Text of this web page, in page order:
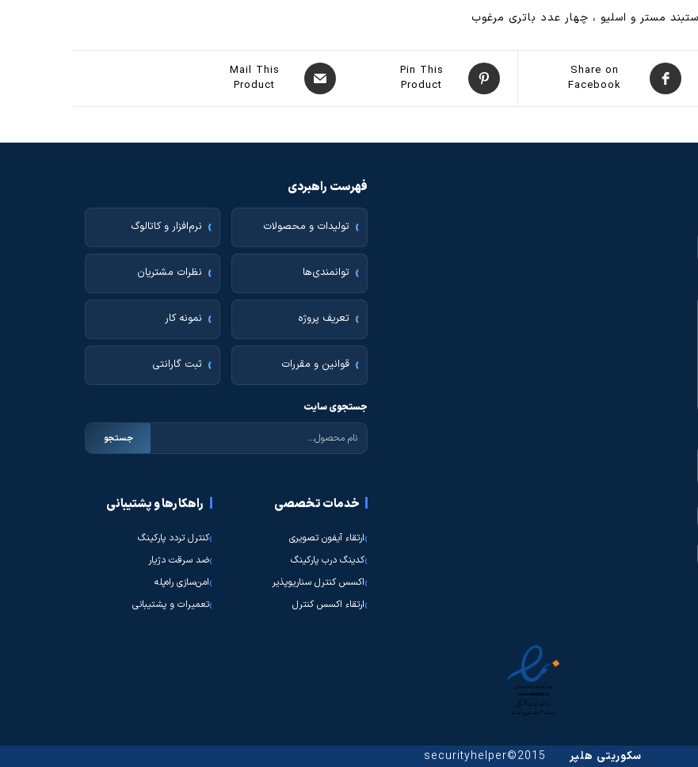
Share on
Facebook
Pin This
Product
Mail This
Product
فهرست راهبردی
تولیدات و محصولات نرم‌افزار و کاتالوگ
توانمندی‌ها نظرات مشتریان
تعریف پروژه نمونه کار
قوانین و مقررات ثبت گارانتی
جستجوی سایت
جستجو
خدمات تخصصی
ارتقاء آیفون تصویری
کدینگ درب پارکینگ
اکسس کنترل سناریوپذیر
ارتقاء اکسس کنترل
راهکارها و پشتیبانی
کنترل تردد پارکینگ
ضد سرقت دژیار
امن‌سازی راه‌پله
تعمیرات و پشتیبانی
سکوریتی هلپر